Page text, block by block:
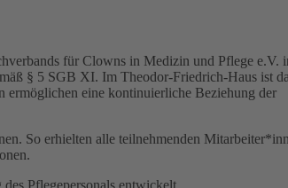
für Clowns in Medizin und Pflege e.V.
§ 5 SGB XI. Im Theodor-Friedrich-Haus ist
eine kontinuierliche Beziehung der
So erhielten alle teilnehmenden
Pflegepersonals entwickelt.